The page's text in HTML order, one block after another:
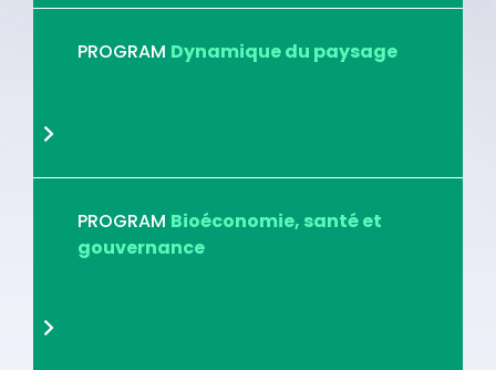
PROGRAM Dynamique du paysage
PROGRAM Bioéconomie, santé et
gouvernance